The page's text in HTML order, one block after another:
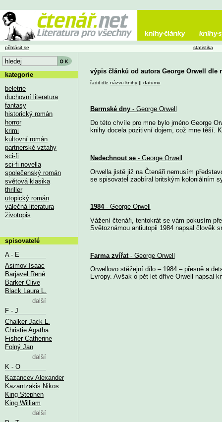
výpis článků od autora George Orwell dle
řadit dle názvu knihy|| datumu
Barmské dny- George Orwell
Do této chvíle pro mne bylo jméno George
knihy docela pozitivní dojem, což mne těší.
Nadechnout se- George Orwell
Orwella jistě již na Čtenáři nemusím
se spisovatel zaobíral britským koloniálním
1984- George Orwell
Vážení čtenáři, tentokrát se vám pokusím
Světoznámou antiutopii 1984 napsal člověk
Farma zvířat- George Orwell
Orwellovo stěžejní dílo – 1984 – přesně a
Evropy. Avšak o pět let dříve Orwell napsal
přihlásit se statistika
kategorie
beletrie
duchovní literatura
fantasy
historický román
horror
krimi
kultovní román
partnerské vztahy
sci-fi
sci-fi novella
společenský román
světová klasika
thriller
utopický román
válečná literatura
životopis
spisovatelé
A - E
Asimov Isaac
Barjavel René
Barker Clive
Black Laura L.
další
F - J
Chalker Jack L.
Christie Agatha
Fisher Catherine
Folný Jan
další
K - O
Kazancev Alexander
Kazantzakis Nikos
King Stephen
King William
další